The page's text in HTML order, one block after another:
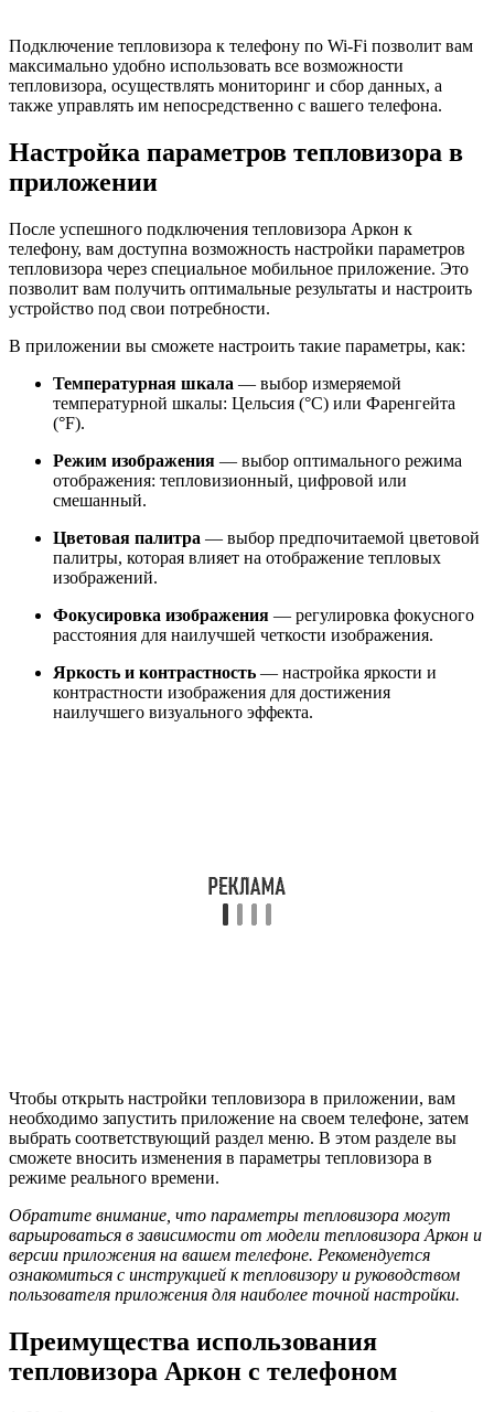
Подключение тепловизора к телефону по Wi-Fi позволит вам
максимально удобно использовать все возможности
тепловизора, осуществлять мониторинг и сбор данных, а
также управлять им непосредственно с вашего телефона.
Настройка параметров тепловизора в
приложении
После успешного подключения тепловизора Аркон к
телефону, вам доступна возможность настройки параметров
тепловизора через специальное мобильное приложение. Это
позволит вам получить оптимальные результаты и настроить
устройство под свои потребности.
В приложении вы сможете настроить такие параметры, как:
Температурная шкала — выбор измеряемой
температурной шкалы: Цельсия (°C) или Фаренгейта
(°F).
Режим изображения — выбор оптимального режима
отображения: тепловизионный, цифровой или
смешанный.
Цветовая палитра — выбор предпочитаемой цветовой
палитры, которая влияет на отображение тепловых
изображений.
Фокусировка изображения — регулировка фокусного
расстояния для наилучшей четкости изображения.
Яркость и контрастность — настройка яркости и
контрастности изображения для достижения
наилучшего визуального эффекта.
Чтобы открыть настройки тепловизора в приложении, вам
необходимо запустить приложение на своем телефоне, затем
выбрать соответствующий раздел меню. В этом разделе вы
сможете вносить изменения в параметры тепловизора в
режиме реального времени.
Обратите внимание, что параметры тепловизора могут
варьироваться в зависимости от модели тепловизора Аркон и
версии приложения на вашем телефоне. Рекомендуется
ознакомиться с инструкцией к тепловизору и руководством
пользователя приложения для наиболее точной настройки.
Преимущества использования
тепловизора Аркон с телефоном